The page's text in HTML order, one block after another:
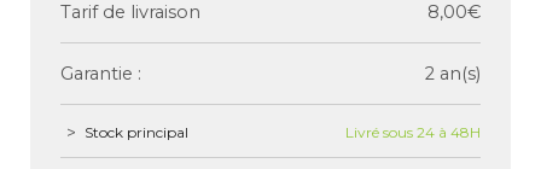
Tarif de livraison
8,00€
Garantie : 2 an(s)
Stock principal Livré sous 24 à 48H